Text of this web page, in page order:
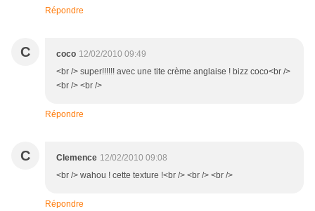
Répondre
C coco 12/02/2010 09:49
<br /> super!!!!!! avec une tite crème anglaise ! bizz coco<br />
<br /> <br />
Répondre
C Clemence 12/02/2010 09:08
<br /> wahou ! cette texture !<br /> <br /> <br />
Répondre